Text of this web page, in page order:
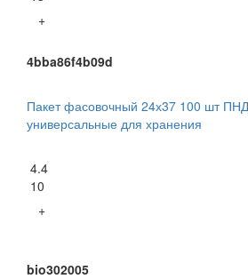
+
4bba86f4b09d
Пакет фасовочный 24х37 100 шт
универсальные для хранения
4.4
10
+
bio302005